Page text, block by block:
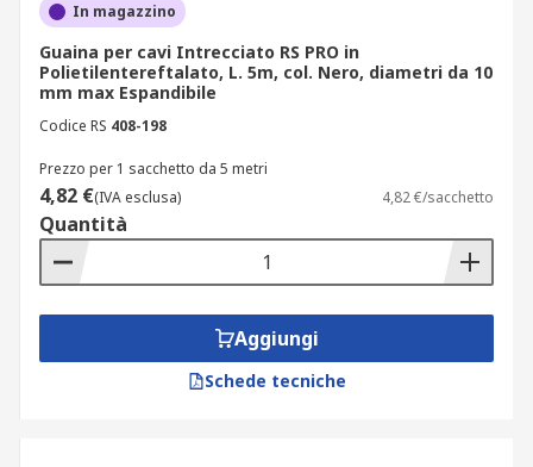
In magazzino
Guaina per cavi Intrecciato RS PRO in
Polietilentereftalato, L. 5m, col. Nero, diametri da 10
mm max Espandibile
Codice RS 408-198
Prezzo per 1 sacchetto da 5 metri
4,82 €(IVA esclusa) 4,82 €/sacchetto
Quantità
Aggiungi
Schede tecniche